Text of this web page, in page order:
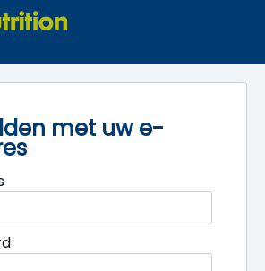
met uw e-